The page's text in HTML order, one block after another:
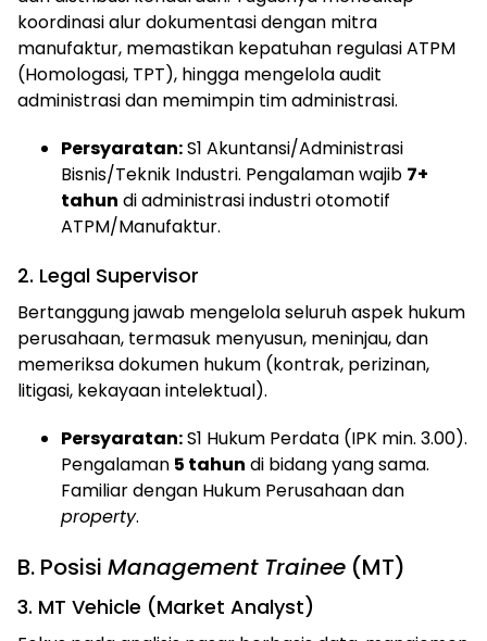
koordinasi alur dokumentasi dengan mitra
manufaktur, memastikan kepatuhan regulasi ATPM
(Homologasi, TPT), hingga mengelola audit
administrasi dan memimpin tim administrasi.
Persyaratan:S1 Akuntansi/Administrasi
Bisnis/Teknik Industri. Pengalaman wajib 7+
tahun di administrasi industri otomotif
ATPM/Manufaktur.
2. Legal Supervisor
Bertanggung jawab mengelola seluruh aspek hukum
perusahaan, termasuk menyusun, meninjau, dan
memeriksa dokumen hukum (kontrak, perizinan,
litigasi, kekayaan intelektual).
Persyaratan:S1 Hukum Perdata (IPK min. 3.00).
Pengalaman 5 tahun di bidang yang sama.
Familiar dengan Hukum Perusahaan dan
property.
B. Posisi Management Trainee (MT)
3. MT Vehicle (Market Analyst)